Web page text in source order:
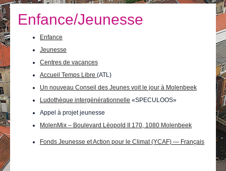
Publications
Actualités
E-guichet / Prendre RDV
Actualités
Enfance/Jeunesse
Enfance
Jeunesse
Centres de vacances
Accueil Temps Libre (ATL)
Un nouveau Conseil des Jeunes voit le jour à Molenbeek
Ludothèque intergénérationnelle «SPECULOOS»
Appel à projet jeunesse
MolenMix – Boulevard Léopold II 170, 1080 Molenbeek
Fonds Jeunesse et Action pour le Climat (YCAF) — Français